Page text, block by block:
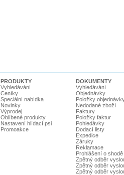
PRODUKTY
Vyhledávání
Ceníky
Speciální nabídka
Novinky
Výprodej
Oblíbené produkty
Nastavení hlídací psi
Promoakce
DOKUMENTY
Vyhledávání
Objednávky
Položky
Nedodané zboží
Faktury
Položky faktur
Pohledávky
Dodací listy
Expedice
Záruky
Reklamace
Prohlášení o shodě
Zpětný odběr
Zpětný odběr
Zpětný odběr